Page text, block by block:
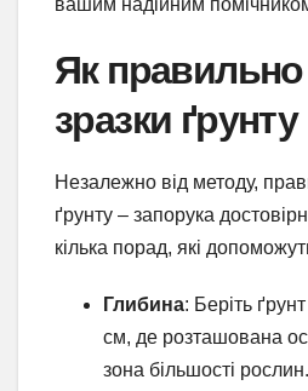
вашим надійним
Як правильно
зразки ґрунту
Незалежно від методу,
ґрунту – запорука
кілька порад, які
Глибина: Беріть
см, де розташована
зона більшості рослин.